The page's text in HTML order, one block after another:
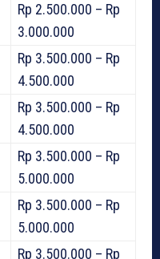
Rp 2.500.000 – Rp
3.000.000
Rp 3.500.000 – Rp
4.500.000
Rp 3.500.000 – Rp
4.500.000
Rp 3.500.000 – Rp
5.000.000
Rp 3.500.000 – Rp
5.000.000
Rp 3.500.000 – Rp